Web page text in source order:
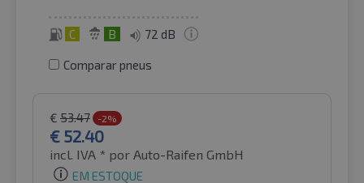
C B 72 dB
Comparar pneus
€ 53.47 -2%
€ 52.40
incl. IVA * por Auto-Raifen GmbH
EM ESTOQUE